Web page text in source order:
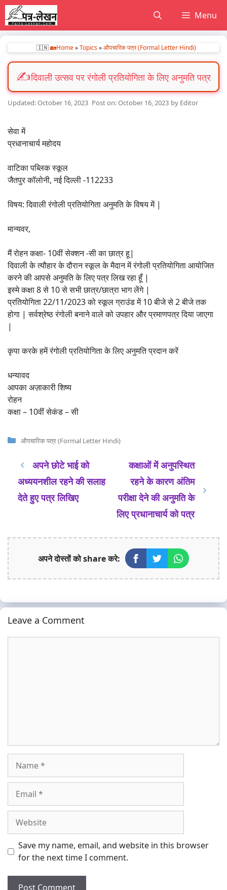
Skip
to
content
Menu
🇮🇳 🏡Home»Topics»औपचारिक पत्र (Formal Letter Hindi)
दिवाली उत्सव पर रंगोली प्रतियोगिता के लिए अनुमति पत्र
October 16, 2023 October 16, 2023 by Editor
सेवा में
प्रधानाचार्य महोदय
वाटिका पब्लिक स्कूल
जैतपुर कॉलोनी, नई दिल्ली -112233
विषय: दिवाली रंगोली प्रतियोगिता अनुमति के विषय में |
मान्यवर,
मैं रोहन कक्षा- 10वीं सेक्शन -सी का छात्र हू|
दिवाली के त्यौहार के दौरान स्कूल के मैदान में रंगोली प्रतियोगिता आयोजित
करने की आपसे अनुमति के लिए पत्र लिख रहा हूँ |
इस्मे कक्षा 8 से 10 से सभी छात्र/छात्रा भाग लेंगे |
प्रतियोगिता 22/11/2023 को स्कूल ग्राउंड में 10 बीजे से 2 बीजे तक
होगा | सर्वश्रेष्ठ रंगोली बनाने वाले को उपहार और प्रमाणपत्र दिया जाएगा
|
कृपा करके हमें रंगोली प्रतियोगिता के लिए अनुमति प्रदान करें
धन्यावद
आपका अज़ाकारी शिष्य
रोहन
कक्षा – 10वीं सेकंड – सी
Categories
औपचारिक पत्र (Formal Letter Hindi)
अपने छोटे भाई को
अध्ययनशील रहने की सलाह
देते हुए पत्र लिखिए
कक्षाओं में अनुपस्थित
रहने के कारण अंतिम
परीक्षा देने की अनुमति के
लिए प्रधानाचार्य को पत्र
अपने दोस्तों को share करे:
Leave a Comment
Save my name, email, and website in this browser
for the next time I comment.